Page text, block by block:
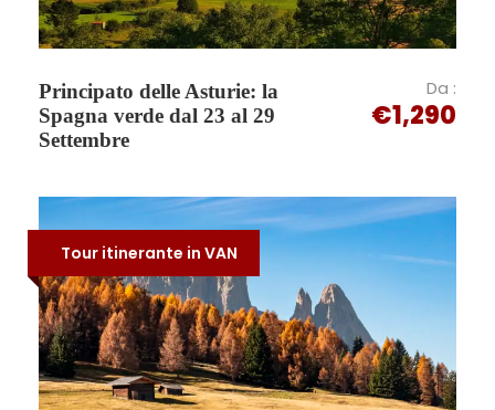
Foto
Principato delle Asturie: la
Spagna verde dal 23 al 29
Settembre
Da :
€1,290
Tour itinerante in VAN